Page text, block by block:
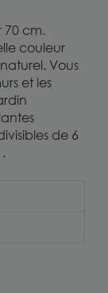
70 cm.
couleur
Vous
et les
de 6